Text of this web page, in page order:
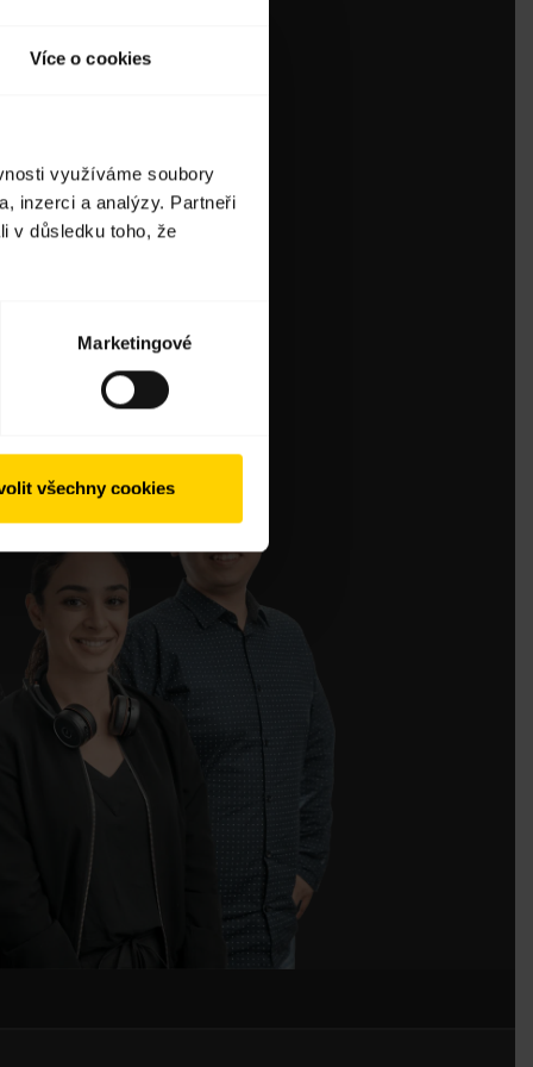
Více o cookies
využíváme soubory
inzerci a analýzy. Partneři
v důsledku toho, že
Marketingové
všechny cookies